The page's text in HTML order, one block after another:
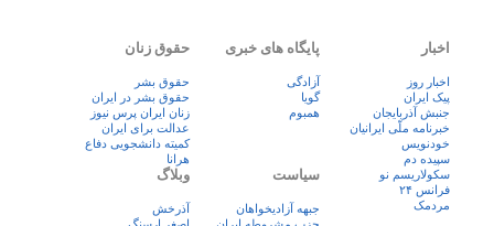
اخبار
اخبار روز
پيک ايران
جنبش آذربایجان
خبرنامه ملّی ایرانیان
خودنویس
سپیده دم
سکولاریسم نو
فرانس ۲۴
مردمک
پایگاه های خبری
آزادگی
گویا
همبوم
حقوق زنان
حقوق بشر
حقوق بشر در ایران
زنان ايران پرس نيوز
عدالت برای ایران
کمیته دانشجویی دفاع
هرانا
سیاست
جبهه آزادیخواهان
وبلاگ
آذرخش